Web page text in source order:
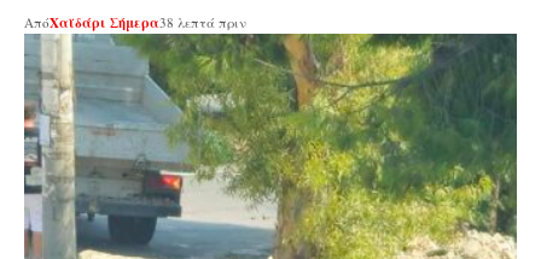
ΑπόΧαϊδάρι Σήμερα38 λεπτά πριν